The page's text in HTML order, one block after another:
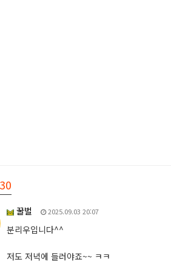
꿀벌 2025.09.03 20:07
분리우입니다^^
저도 저녁에 들러야죠~~ ㅋㅋ